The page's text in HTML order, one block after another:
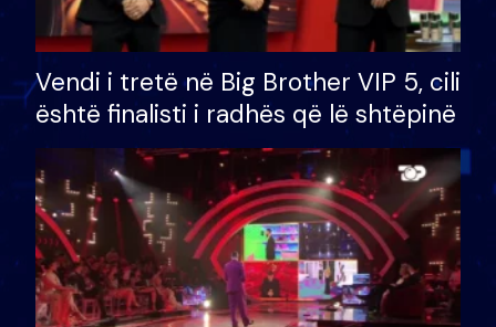
Vendi i tretë në Big Brother VIP 5, cili
është finalisti i radhës që lë shtëpinë